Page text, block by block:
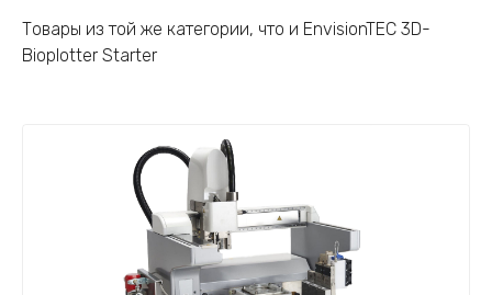
Товары из той же категории, что и EnvisionTEC 3D-
Bioplotter Starter